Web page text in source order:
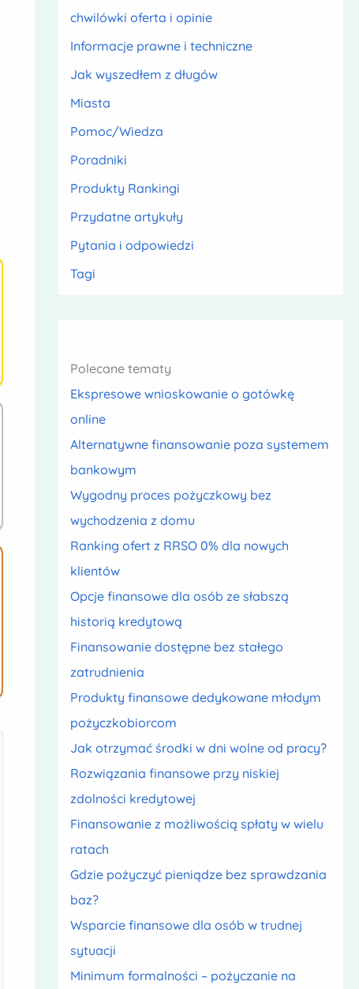
chwilówki oferta i opinie
Informacje prawne i techniczne
Jak wyszedłem z długów
Miasta
Pomoc/Wiedza
Poradniki
Produkty Rankingi
Przydatne artykuły
Pytania i odpowiedzi
Tagi
Polecane tematy
Ekspresowe wnioskowanie o gotówkę
online
Alternatywne finansowanie poza systemem
bankowym
Wygodny proces pożyczkowy bez
wychodzenia z domu
Ranking ofert z RRSO 0% dla nowych
klientów
Opcje finansowe dla osób ze słabszą
historią kredytową
Finansowanie dostępne bez stałego
zatrudnienia
Produkty finansowe dedykowane młodym
pożyczkobiorcom
Jak otrzymać środki w dni wolne od pracy?
Rozwiązania finansowe przy niskiej
zdolności kredytowej
Finansowanie z możliwością spłaty w wielu
ratach
Gdzie pożyczyć pieniądze bez sprawdzania
baz?
Wsparcie finansowe dla osób w trudnej
sytuacji
Minimum formalności – pożyczanie na